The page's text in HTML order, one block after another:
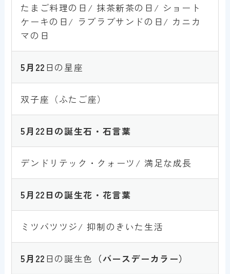
たまご料理の日/ 抹茶新茶の日/ ショート
ケーキの日/ ラブラブサンドの日/ カニカ
マの日
5月 22 日の星座
双子座（ふたご座）
5月 22 日の誕生石・石言葉
デンドリテック・クォーツ/ 満足な成長
5月 22 日の誕生花・花言葉
ミツバツツジ/ 抑制のきいた生活
5月 22 日の誕生色 （バースデーカラー）